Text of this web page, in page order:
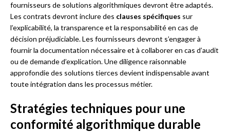
fournisseurs de solutions algorithmiques devront être adaptés.
Les contrats devront inclure des clauses spécifiques sur
l’explicabilité, la transparence et la responsabilité en cas de
décision préjudiciable. Les fournisseurs devront s’engager à
fournir la documentation nécessaire et à collaborer en cas d’audit
ou de demande d’explication. Une diligence raisonnable
approfondie des solutions tierces devient indispensable avant
toute intégration dans les processus métier.
Stratégies techniques pour une
conformité algorithmique durable